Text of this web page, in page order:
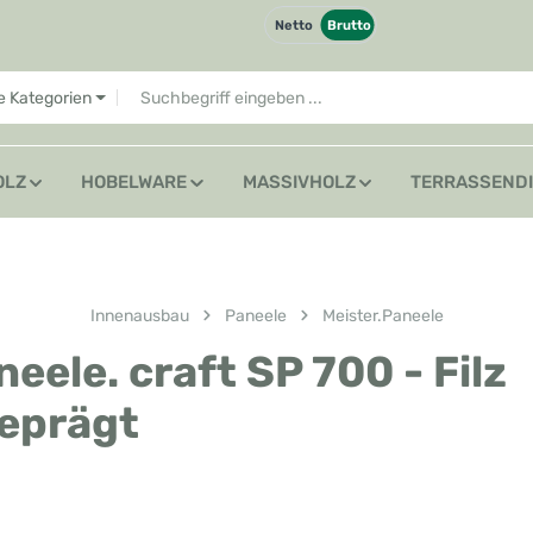
Netto Brutto
Kategorien
HOBELWARE MASSIVHOLZ
Innenausbau Paneele Meister.Paneele
craft SP 700 - Filz